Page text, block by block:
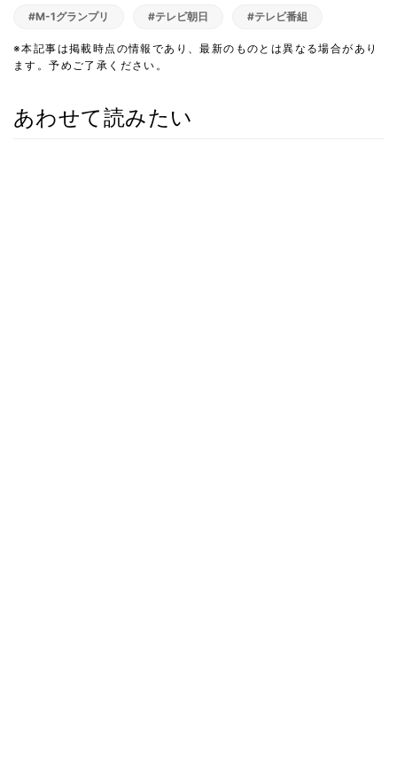
#M-1グランプリ #テレビ朝日 #テレビ番組
※本記事は掲載時点の情報であり、最新のものとは異なる場合があり
ます。予めご了承ください。
あわせて読みたい